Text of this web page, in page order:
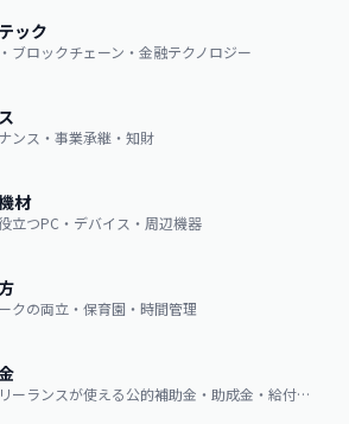
ック
ブロックチェーン・金融テクノロジー
ンス・事業承継・知財
材
立つPC・デバイス・周辺機器
クの両立・保育園・時間管理
個人事業主・フリーランスが使える公的補助金・助成金・給付金の申請ガイド